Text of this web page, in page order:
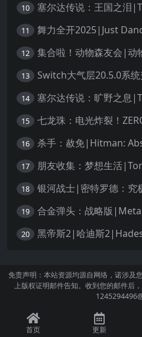
10
11 舞力全开2025|Just
12
13 Switch大气层20.5.0系
14
15
16 杀手：赦免|Hitman:
17
18
19 合金弹头：战略版
20 黑帝斯2|哈迪斯
免责声明：本站资源均源自网络，诺涉及
上版权证明邮件告知。收到您的邮件后
首页 更新